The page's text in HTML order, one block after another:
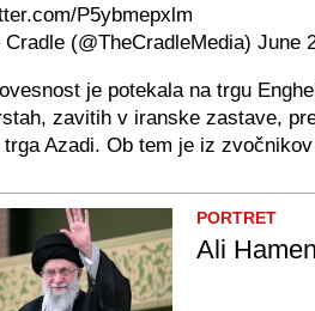
P5ybmepxlm
(@TheCradleMedia) June
je potekala na trgu
zavitih v iranske zastave,
trga Azadi. Ob tem je iz
PORTRET
Ali